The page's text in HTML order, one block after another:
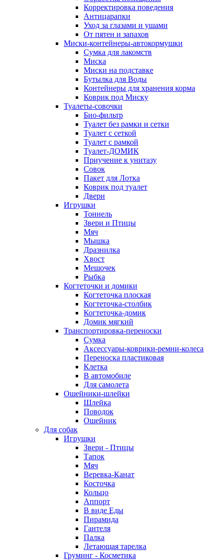
Корректировка поведения
Антицарапки
Уход за глазами и ушами
От пятен и запахов
Миски-контейнеры-автокормушки
Сумка для лакомств
Миска
Миски на подставке
Бутылка для Воды
Контейнеры для хранения корма
Коврик под Миску
Туалеты-совочки
Био-фильтр
Туалет без рамки и сетки
Туалет с сеткой
Туалет с рамкой
Туалет-ДОМИК
Приучение к унитазу
Совок
Пакет для Лотка
Коврик под туалет
Двери
Игрушки
Тоннель
Звери и Птицы
Мяч
Мышка
Дразнилка
Хвост
Мешочек
Рыбка
Когтеточки и домики
Когтеточка плоская
Когтеточка-столбик
Когтеточка-домик
Домик мягкий
Транспортировка-переноски
Сумка
Аксессуары-коврики-ремни-колеса
Переноска пластиковая
Клетка
В автомобиле
Для самолета
Ошейники-шлейки
Шлейка
Поводок
Ошейник
Для собак
Игрушки
Звери - Птицы
Тапок
Мяч
Веревка-Канат
Косточка
Кольцо
Аппорт
В виде Еды
Пирамида
Гантеля
Палка
Летающая тарелка
Груминг - Косметика